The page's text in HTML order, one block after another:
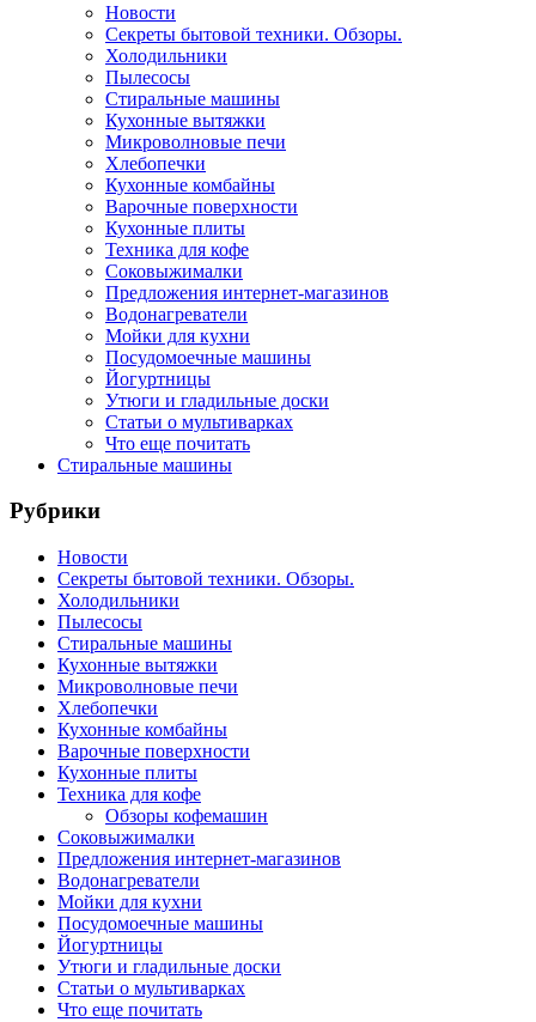
Новости
Секреты бытовой техники. Обзоры.
Холодильники
Пылесосы
Стиральные машины
Кухонные вытяжки
Микроволновые печи
Хлебопечки
Кухонные комбайны
Варочные поверхности
Кухонные плиты
Техника для кофе
Соковыжималки
Предложения интернет-магазинов
Водонагреватели
Мойки для кухни
Посудомоечные машины
Йогуртницы
Утюги и гладильные доски
Статьи о мультиварках
Что еще почитать
Стиральные машины
Рубрики
Новости
Секреты бытовой техники. Обзоры.
Холодильники
Пылесосы
Стиральные машины
Кухонные вытяжки
Микроволновые печи
Хлебопечки
Кухонные комбайны
Варочные поверхности
Кухонные плиты
Техника для кофе
Обзоры кофемашин
Соковыжималки
Предложения интернет-магазинов
Водонагреватели
Мойки для кухни
Посудомоечные машины
Йогуртницы
Утюги и гладильные доски
Статьи о мультиварках
Что еще почитать